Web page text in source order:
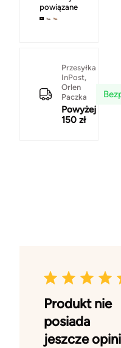
powiązane
Przesyłka
InPost,
Orlen
Paczka
Powyżej
150 zł
Produkt nie
posiada
jeszcze